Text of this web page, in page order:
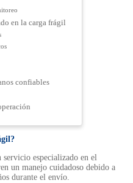
en la carga frágil
confiables
servicio especializado en el
un manejo cuidadoso debido a
durante el envío.